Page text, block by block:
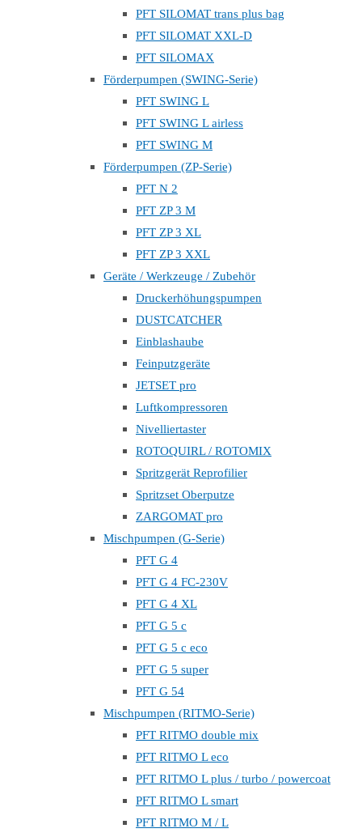
PFT SILOMAT trans plus bag
PFT SILOMAT XXL-D
PFT SILOMAX
Förderpumpen (SWING-Serie)
PFT SWING L
PFT SWING L airless
PFT SWING M
Förderpumpen (ZP-Serie)
PFT N 2
PFT ZP 3 M
PFT ZP 3 XL
PFT ZP 3 XXL
Geräte / Werkzeuge / Zubehör
Druckerhöhungspumpen
DUSTCATCHER
Einblashaube
Feinputzgeräte
JETSET pro
Luftkompressoren
Nivelliertaster
ROTOQUIRL / ROTOMIX
Spritzgerät Reprofilier
Spritzset Oberputze
ZARGOMAT pro
Mischpumpen (G-Serie)
PFT G 4
PFT G 4 FC-230V
PFT G 4 XL
PFT G 5 c
PFT G 5 c eco
PFT G 5 super
PFT G 54
Mischpumpen (RITMO-Serie)
PFT RITMO double mix
PFT RITMO L eco
PFT RITMO L plus / turbo / powercoat
PFT RITMO L smart
PFT RITMO M / L